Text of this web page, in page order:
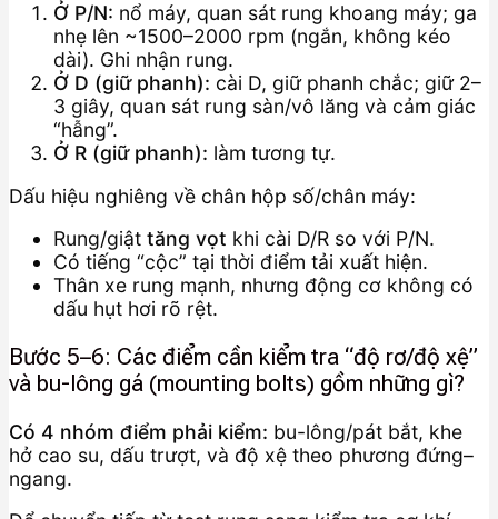
Ở P/N: nổ máy, quan sát rung khoang máy; ga
nhẹ lên ~1500–2000 rpm (ngắn, không kéo
dài). Ghi nhận rung.
Ở D (giữ phanh): cài D, giữ phanh chắc; giữ 2–
3 giây, quan sát rung sàn/vô lăng và cảm giác
“hẫng”.
Ở R (giữ phanh): làm tương tự.
Dấu hiệu nghiêng về chân hộp số/chân máy:
Rung/giật tăng vọt khi cài D/R so với P/N.
Có tiếng “cộc” tại thời điểm tải xuất hiện.
Thân xe rung mạnh, nhưng động cơ không có
dấu hụt hơi rõ rệt.
Bước 5–6: Các điểm cần kiểm tra “độ rơ/độ xệ”
và bu-lông gá (mounting bolts) gồm những gì?
Có 4 nhóm điểm phải kiểm: bu-lông/pát bắt, khe
hở cao su, dấu trượt, và độ xệ theo phương đứng–
ngang.